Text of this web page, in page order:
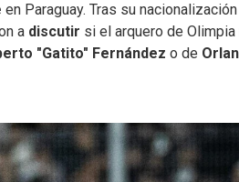
en Paraguay. Tras su
a discutir si el arquero de
"Gatito" Fernández o de